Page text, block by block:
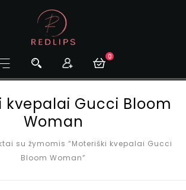
0
kvepalai Gucci Bloom
Woman
su žymomis “Moteriški kvepalai Gucci
Bloom Woman”